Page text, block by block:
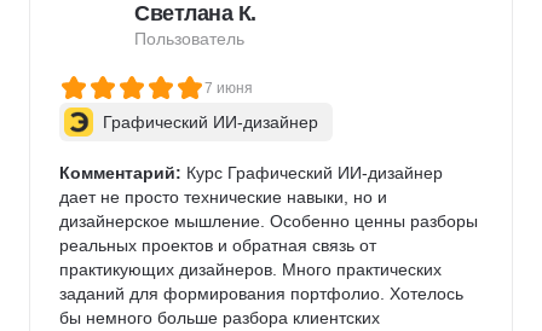
Светлана К.
Пользователь
7 июня
Графический ИИ-дизайнер
Комментарий: Курс Графический ИИ-дизайнер
дает не просто технические навыки, но и
дизайнерское мышление. Особенно ценны разборы
реальных проектов и обратная связь от
практикующих дизайнеров. Много практических
заданий для формирования портфолио. Хотелось
бы немного больше разбора клиентских